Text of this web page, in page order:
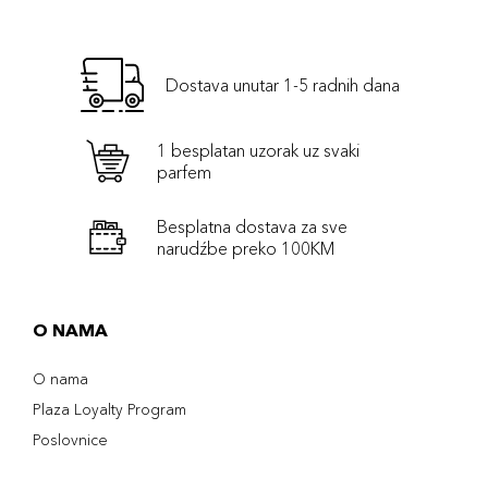
Dostava unutar 1-5 radnih dana
1 besplatan uzorak uz svaki
parfem
Besplatna dostava za sve
narudźbe preko 100KM
O NAMA
O nama
Plaza Loyalty Program
Poslovnice